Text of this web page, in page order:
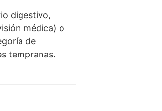
digestivo,
médica) o
de
tempranas.